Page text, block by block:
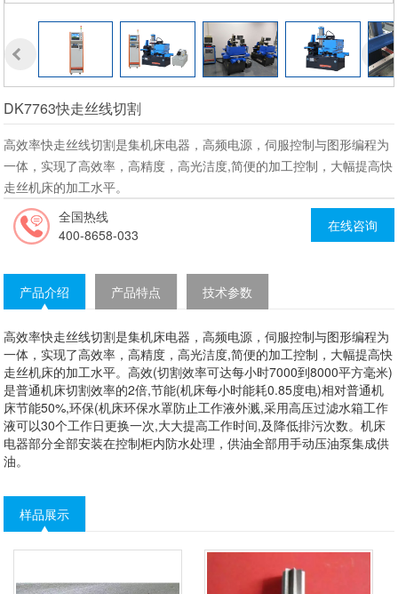
DK7763快走丝线切割
高效率快走丝线切割是集机床电器，高频电源，伺服控制与图形编程为
一体，实现了高效率，高精度，高光洁度,简便的加工控制，大幅提高快
走丝机床的加工水平。
在线咨询
全国热线
400-8658-033
产品介绍 产品特点 技术参数
高效率快走丝线切割是集机床电器，高频电源，伺服控制与图形编程为
一体，实现了高效率，高精度，高光洁度,简便的加工控制，大幅提高快
走丝机床的加工水平。高效(切割效率可达每小时7000到8000平方毫米)
是普通机床切割效率的2倍,节能(机床每小时能耗0.85度电)相对普通机
床节能50%,环保(机床环保水罩防止工作液外溅,采用高压过滤水箱工作
液可以30个工作日更换一次,大大提高工作时间,及降低排污次数。机床
电器部分全部安装在控制柜内防水处理，供油全部用手动压油泵集成供
油。
样品展示